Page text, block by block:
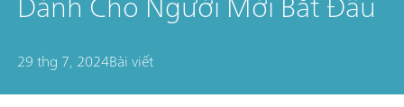
29 thg 7, 2024Bài viết